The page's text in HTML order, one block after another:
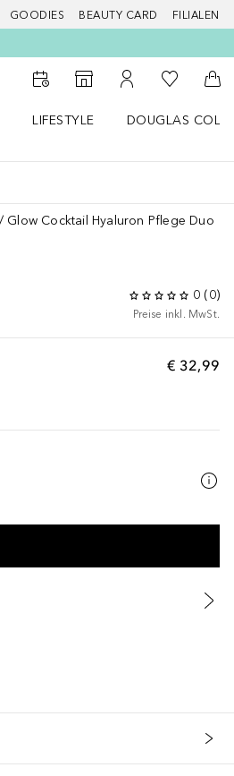
GOODIES BEAUTY CARD FILIALEN
Zum Storefinder
Zu Meinem
Zu Meiner
LIFESTYLE
DOUGLAS
Glow Cocktail Hyaluron Pflege Duo
0 (0)
Preise inkl. MwSt.
€ 32,99